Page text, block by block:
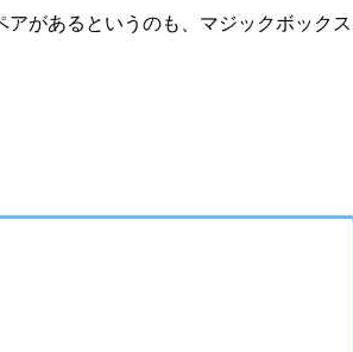
があるというのも、マジックボックス